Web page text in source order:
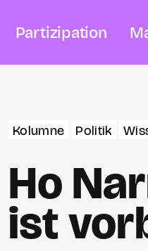
Partizipation
Kolumne Politik
Ho
ist